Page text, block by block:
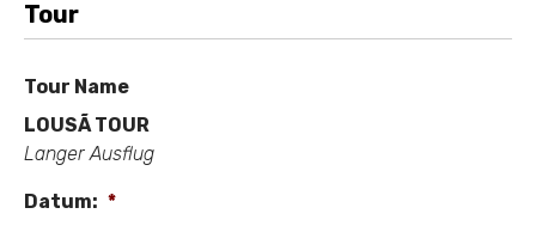
Tour
Tour Name
LOUSÃ TOUR
Langer Ausflug
Datum: *